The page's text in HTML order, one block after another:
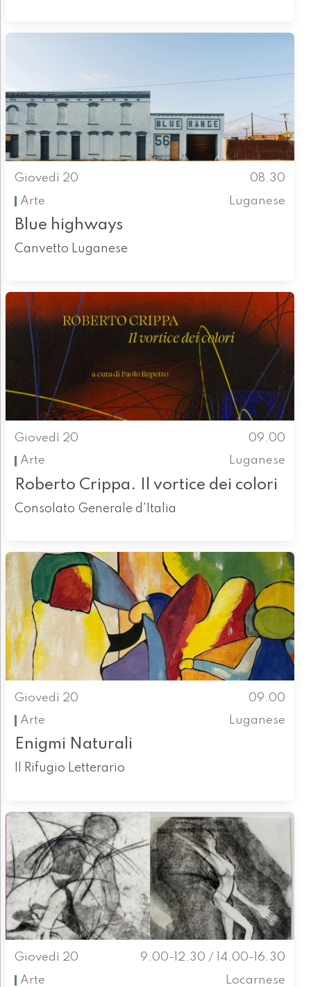
Giovedì 20
08.30
Arte
Luganese
Blue highways
Canvetto Luganese
Giovedì 20
09.00
Arte
Luganese
Roberto Crippa. Il vortice dei colori
Consolato Generale d'Italia
Giovedì 20
09.00
Arte
Luganese
Enigmi Naturali
Il Rifugio Letterario
Giovedì 20
9.00-12.30 / 14.00-16.30
Arte
Locarnese